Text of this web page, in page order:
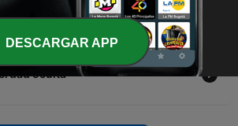
del Pasado
es control: científicos
oculta
DESCARGAR APP